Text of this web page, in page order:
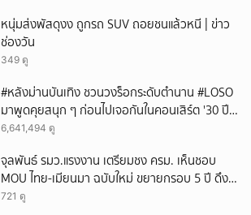
หนุ่มส่งพัสดุงง ถูกรถ SUV ถอยชนแล้วหนี | ข่าว
ช่องวัน
349 ดู
#หลังม่านบันเทิง ชวนวงร็อกระดับตำนาน #LOSO
มาพูดคุยสนุก ๆ ก่อนไปเจอกันในคอนเสิร์ต '30 ปี
LOSO นานเท่าไรก็รอ'
6,641,494 ดู
จุลพันธ์ รมว.แรงงาน เตรียมชง ครม. เห็นชอบ
MOU ไทย-เมียนมา ฉบับใหม่ ขยายกรอบ 5 ปี ดึง
แรงงานเข้าระบบ
721 ดู